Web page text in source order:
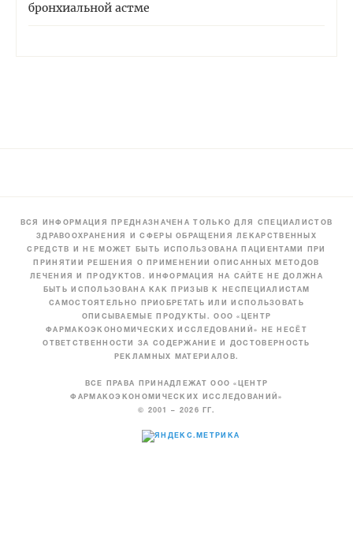
бронхиальной астме
ВСЯ ИНФОРМАЦИЯ ПРЕДНАЗНАЧЕНА ТОЛЬКО ДЛЯ СПЕЦИАЛИСТОВ
ЗДРАВООХРАНЕНИЯ И СФЕРЫ ОБРАЩЕНИЯ ЛЕКАРСТВЕННЫХ
СРЕДСТВ И НЕ МОЖЕТ БЫТЬ ИСПОЛЬЗОВАНА ПАЦИЕНТАМИ ПРИ
ПРИНЯТИИ РЕШЕНИЯ О ПРИМЕНЕНИИ ОПИСАННЫХ МЕТОДОВ
ЛЕЧЕНИЯ И ПРОДУКТОВ. ИНФОРМАЦИЯ НА САЙТЕ НЕ ДОЛЖНА
БЫТЬ ИСПОЛЬЗОВАНА КАК ПРИЗЫВ К НЕСПЕЦИАЛИСТАМ
САМОСТОЯТЕЛЬНО ПРИОБРЕТАТЬ ИЛИ ИСПОЛЬЗОВАТЬ
ОПИСЫВАЕМЫЕ ПРОДУКТЫ. ООО «ЦЕНТР
ФАРМАКОЭКОНОМИЧЕСКИХ ИССЛЕДОВАНИЙ» НЕ НЕСЁТ
ОТВЕТСТВЕННОСТИ ЗА СОДЕРЖАНИЕ И ДОСТОВЕРНОСТЬ
РЕКЛАМНЫХ МАТЕРИАЛОВ.
ВСЕ ПРАВА ПРИНАДЛЕЖАТ ООО «ЦЕНТР
ФАРМАКОЭКОНОМИЧЕСКИХ ИССЛЕДОВАНИЙ»
© 2001 – 2026 ГГ.